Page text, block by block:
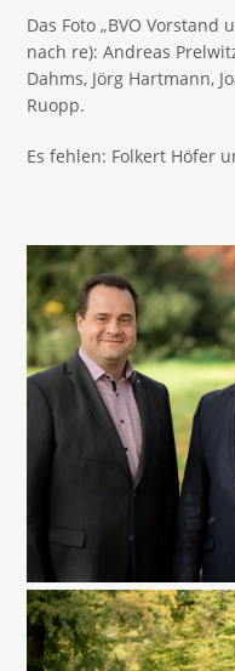
Das Foto „BVO
nach re): Andreas
Dahms, Jörg Hartmann,
Ruopp.
Es fehlen: Folkert Höfer